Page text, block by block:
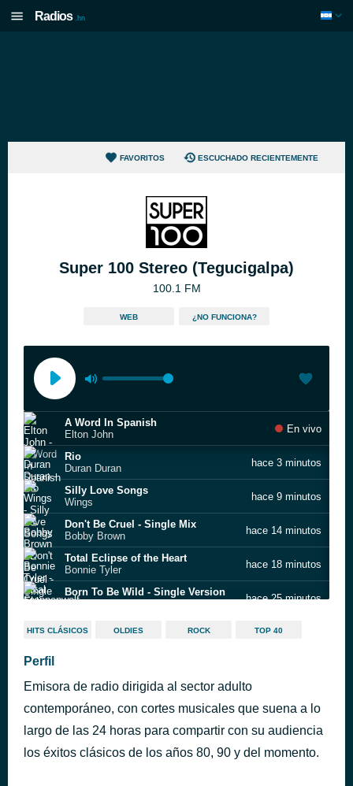
Radios .hn
FAVORITOS ESCUCHADO RECIENTEMENTE
Super 100 Stereo (Tegucigalpa)
100.1 FM
WEB ¿NO FUNCIONA?
A Word In Spanish
Elton John
En vivo
Rio
Duran Duran
hace 3 minutos
Silly Love Songs
Wings
hace 9 minutos
Don't Be Cruel - Single Mix
Bobby Brown
hace 14 minutos
Total Eclipse of the Heart
Bonnie Tyler
hace 18 minutos
Born To Be Wild - Single Version
hace 25 minutos
All Star
hace 25 minutos
Smells Like Teen Spirit
Nirvana
Blitzkrieg Bop
hace 26 minutos
HITS CLÁSICOS OLDIES ROCK TOP 40
Perfil
Emisora de radio dirigida al sector adulto
contemporáneo, con cortes musicales que suena a lo
largo de las 24 horas para compartir con su audiencia
los éxitos clásicos de los años 80, 90 y del momento.